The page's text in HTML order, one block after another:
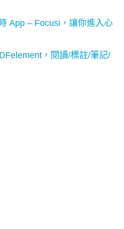
App – Focusi，讓你進入心
，閱讀/標註/筆記/